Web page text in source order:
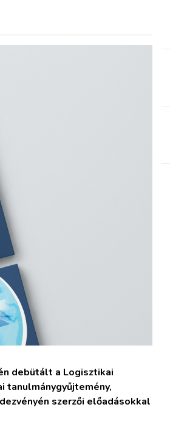
debütált a Logisztikai
tanulmánygyűjtemény,
szerzői előadásokkal